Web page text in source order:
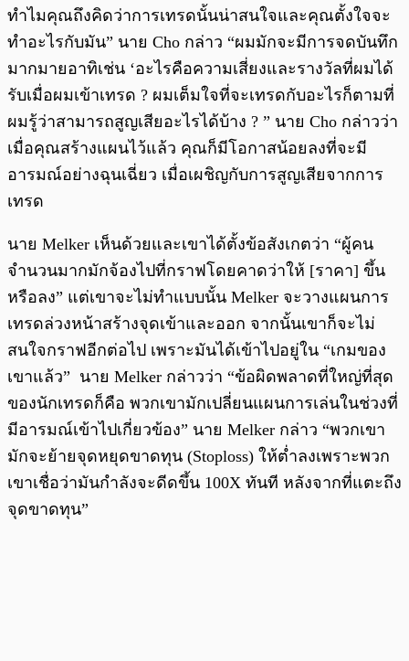
ทำไมคุณถึงคิดว่าการเทรดนั้นน่าสนใจและคุณตั้งใจจะ
ทำอะไรกับมัน” นาย Cho กล่าว “ผมมักจะมีการจดบันทึก
มากมายอาทิเช่น ‘อะไรคือความเสี่ยงและรางวัลที่ผมได้
รับเมื่อผมเข้าเทรด ? ผมเต็มใจที่จะเทรดกับอะไรก็ตามที่
ผมรู้ว่าสามารถสูญเสียอะไรได้บ้าง ? ” นาย Cho กล่าวว่า
เมื่อคุณสร้างแผนไว้แล้ว คุณก็มีโอกาสน้อยลงที่จะมี
อารมณ์อย่างฉุนเฉี่ยว เมื่อเผชิญกับการสูญเสียจากการ
เทรด
นาย Melker เห็นด้วยและเขาได้ตั้งข้อสังเกตว่า “ผู้คน
จำนวนมากมักจ้องไปที่กราฟโดยคาดว่าให้ [ราคา] ขึ้น
หรือลง” แต่เขาจะไม่ทำแบบนั้น Melker จะวางแผนการ
เทรดล่วงหน้าสร้างจุดเข้าและออก จากนั้นเขาก็จะไม่
สนใจกราฟอีกต่อไป เพราะมันได้เข้าไปอยู่ใน “เกมของ
เขาแล้ว” นาย Melker กล่าวว่า “ข้อผิดพลาดที่ใหญ่ที่สุด
ของนักเทรดก็คือ พวกเขามักเปลี่ยนแผนการเล่นในช่วงที่
มีอารมณ์เข้าไปเกี่ยวข้อง” นาย Melker กล่าว “พวกเขา
มักจะย้ายจุดหยุดขาดทุน (Stoploss) ให้ต่ำลงเพราะพวก
เขาเชื่อว่ามันกำลังจะดีดขึ้น 100X ทันที หลังจากที่แตะถึง
จุดขาดทุน”